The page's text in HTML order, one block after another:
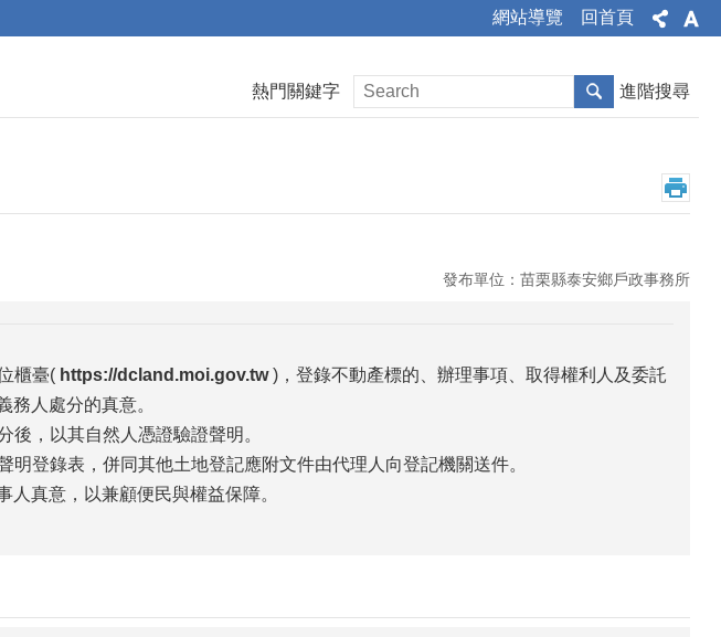
網站導覽 回首頁
熱門關鍵字 進階搜尋
發布單位：苗栗縣泰安鄉戶政事務所
櫃臺( https://dcland.moi.gov.tw)，登錄不動產標的、辦理事項、取得權利人及委託
務人處分的真意。
，以其自然人憑證驗證聲明。
登錄表，併同其他土地登記應附文件由代理人向登記機關送件。
真意，以兼顧便民與權益保障。